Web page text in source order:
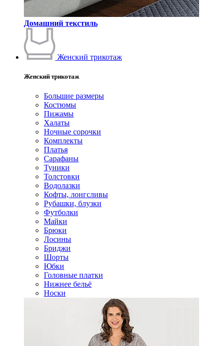
Домашний текстиль
Женский трикотаж
Женский трикотаж
Большие размеры
Костюмы
Пижамы
Халаты
Ночные сорочки
Комплекты
Платья
Сарафаны
Туники
Толстовки
Водолазки
Кофты, лонгсливы
Рубашки, блузки
Футболки
Майки
Брюки
Лосины
Бриджи
Шорты
Юбки
Головные платки
Нижнее бельё
Носки